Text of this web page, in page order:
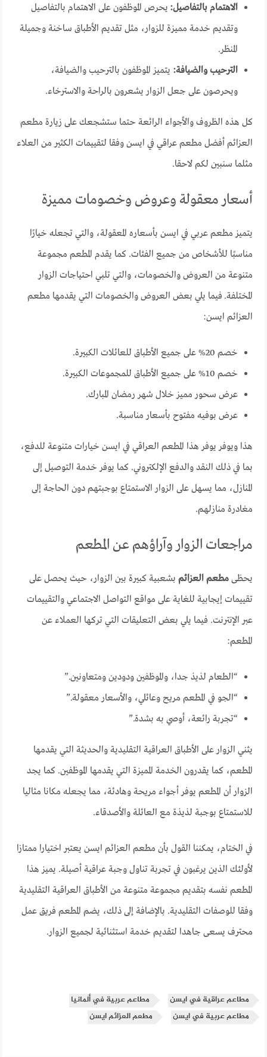
الاهتمام بالتفاصيل: يحرص الموظفون على الاهتمام بالتفاصيل
وتقديم خدمة مميزة للزوار، مثل تقديم الأطباق ساخنة وجميلة
المنظر.
الترحيب والضيافة: يتميز الموظفون بالترحيب والضيافة،
ويحرصون على جعل الزوار يشعرون بالراحة والاسترخاء.
كل هذه الظروف والأجواء الرائعة حتما ستشجعك على زيارة مطعم
العزائم أفضل مطعم عراقي في ايسن وفقا لتقييمات الكثير من العلاء
مثلما سنبين لكم لاحقا.
أسعار معقولة وعروض وخصومات مميزة
يتميز مطعم عربي في ايسن بأسعاره المعقولة، والتي تجعله خيارًا
مناسبًا للأشخاص من جميع الفئات. كما يقدم المطعم مجموعة
متنوعة من العروض والخصومات، والتي تلبي احتياجات الزوار
المختلفة. فيما يلي بعض العروض والخصومات التي يقدمها مطعم
العزائم ايسن:
خصم 20% على جميع الأطباق للعائلات الكبيرة.
خصم 10% على جميع الأطباق للمجموعات الكبيرة.
عرض سحور مميز خلال شهر رمضان المبارك.
عرض بوفيه مفتوح بأسعار مناسبة.
هذا ويوفر يوفر هذا المطعم العراقي في ايسن خيارات متنوعة للدفع،
بما في ذلك النقد والدفع الإلكتروني. كما يوفر خدمة التوصيل إلى
المنازل، مما يسهل على الزوار الاستمتاع بوجبتهم دون الحاجة إلى
مغادرة منازلهم.
مراجعات الزوار وآراؤهم عن المطعم
يحظىمطعم العزائم بشعبية كبيرة بين الزوار، حيث يحصل على
تقييمات إيجابية للغاية على مواقع التواصل الاجتماعي والتقييمات
عبر الإنترنت. فيما يلي بعض التعليقات التي تركها العملاء عن
المطعم:
“الطعام لذيذ جدا، والموظفين ودودين ومتعاونين.”
“الجو في المطعم مريح وعائلي، والأسعار معقولة.”
“تجربة رائعة، أوصي به بشدة.”
يثني الزوار على الأطباق العراقية التقليدية والحديثة التي يقدمها
المطعم، كما يقدرون الخدمة المميزة التي يقدمها الموظفين. كما يجد
الزوار أن المطعم يوفر أجواء مريحة وهادئة، مما يجعله مكانا مثاليا
للاستمتاع بوجبة لذيذة مع العائلة والأصدقاء.
في الختام، يمكننا القول بأن مطعم العزائم ايسن يعتبر اختيارا ممتازا
لأولئك الذين يرغبون في تجربة تناول وجبة عراقية أصيلة. يميز هذا
المطعم نفسه بتقديم مجموعة متنوعة من الأطباق العراقية التقليدية
وفقا للوصفات التقليدية. بالإضافة إلى ذلك، يضم المطعم فريق عمل
محترف يسعى جاهدا لتقديم خدمة استثنائية لجميع الزوار.
مطاعم عراقية في ايسن
مطاعم عربية في ألمانيا
مطاعم عربية في ايسن
مطعم العزائم ايسن